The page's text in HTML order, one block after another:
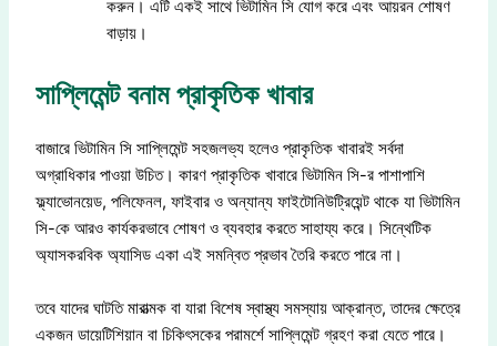
করুন। এটি একই সাথে ভিটামিন সি যোগ করে এবং আয়রন শোষণ
বাড়ায়।
সাপ্লিমেন্ট বনাম প্রাকৃতিক খাবার
বাজারে ভিটামিন সি সাপ্লিমেন্ট সহজলভ্য হলেও প্রাকৃতিক খাবারই সর্বদা
অগ্রাধিকার পাওয়া উচিত। কারণ প্রাকৃতিক খাবারে ভিটামিন সি-র পাশাপাশি
ফ্ল্যাভোনয়েড, পলিফেনল, ফাইবার ও অন্যান্য ফাইটোনিউট্রিয়েন্ট থাকে যা ভিটামিন
সি-কে আরও কার্যকরভাবে শোষণ ও ব্যবহার করতে সাহায্য করে। সিন্থেটিক
অ্যাসকরবিক অ্যাসিড একা এই সমন্বিত প্রভাব তৈরি করতে পারে না।
তবে যাদের ঘাটতি মারাত্মক বা যারা বিশেষ স্বাস্থ্য সমস্যায় আক্রান্ত, তাদের ক্ষেত্রে
একজন ডায়েটিশিয়ান বা চিকিৎসকের পরামর্শে সাপ্লিমেন্ট গ্রহণ করা যেতে পারে।